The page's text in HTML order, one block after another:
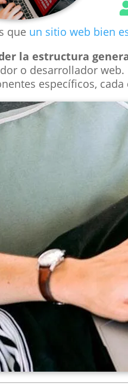
que un sitio web bien
la estructura
o desarrollador
específicos,